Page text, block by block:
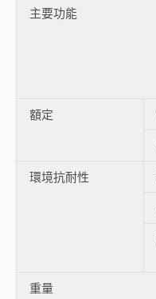
主要功能
額定
環境抗耐性
重量